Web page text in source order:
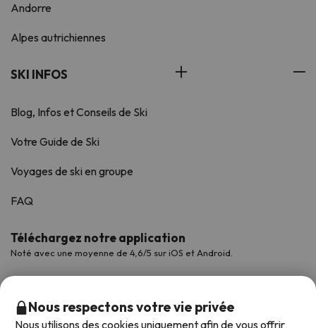
Andorre
Alpes autrichiennes
SKI INFOS
Blog, Infos et Conseils de Ski
Votre Guide de Ski
Voyages de ski en groupe
FAQ
Téléchargez notre application
Noté avec une moyenne de 4,6/5 sur iOS et Android.
Nous respectons votre vie privée
Nous utilisons des cookies uniquement afin de vous offrir